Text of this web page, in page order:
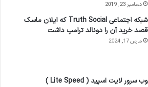
دسامبر 23, 2019
شبکه اجتماعی Truth Social که ایلان ماسک
قصد خرید آن را دونالد ترامپ داشت
مارس 17, 2024
وب سرور لایت اسپید ( Lite Speed )